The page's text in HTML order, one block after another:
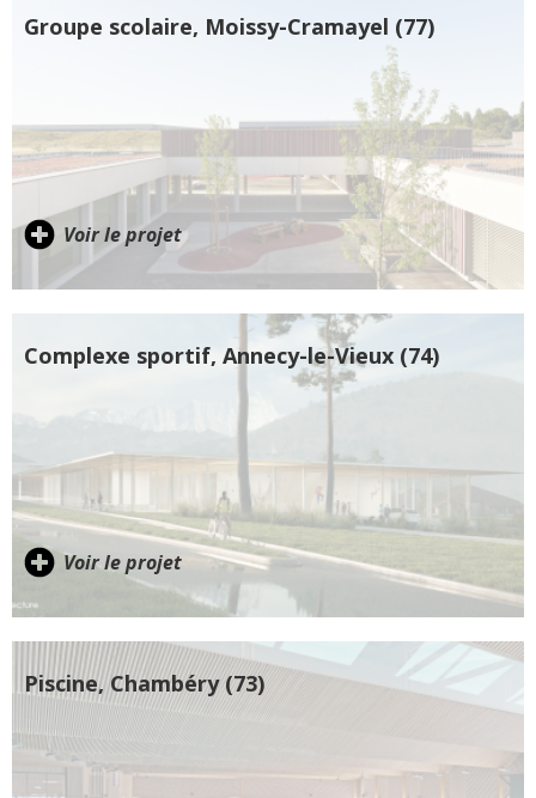
Groupe scolaire, Moissy-Cramayel (77)
Voir le projet
Complexe sportif, Annecy-le-Vieux (74)
Voir le projet
Piscine, Chambéry (73)